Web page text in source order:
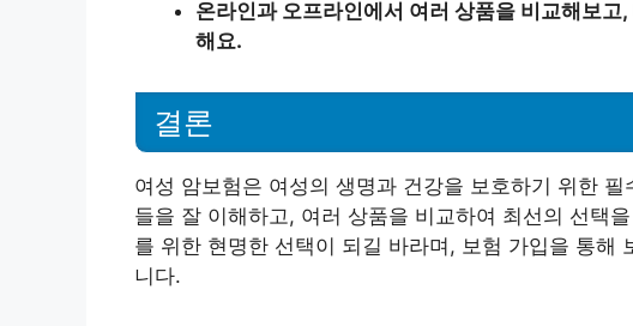
온라인과 오프라인에서 여러 상품을 비교해보
해요.
결론
여성 암보험은 여성의 생명과 건강을 보호하기 위한
들을 잘 이해하고, 여러 상품을 비교하여 최선의 선택
를 위한 현명한 선택이 되길 바라며, 보험 가입을 통해
니다.